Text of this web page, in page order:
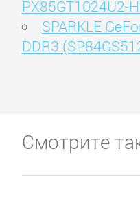
PX85GT1024U2-
SPARKLE
DDR3
Смотрите